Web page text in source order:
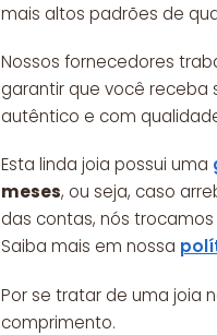
mais altos padrões de
Nossos fornecedores
garantir que você receba
autêntico e com
Esta linda joia possui uma
meses, ou seja, caso
das contas, nós
Saiba mais em nossa
Por se tratar de uma joia
comprimento.